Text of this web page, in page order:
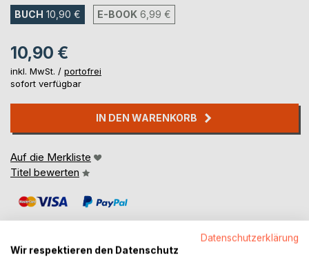
BUCH 10,90 € E-BOOK 6,99 €
10,90 €
inkl. MwSt. / portofrei
sofort verfügbar
IN DEN WARENKORB
Auf die Merkliste
Titel bewerten
Datenschutzerklärung
Wir respektieren den Datenschutz